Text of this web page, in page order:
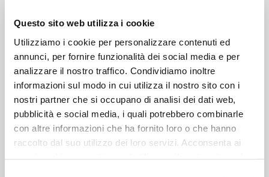
Questo sito web utilizza i cookie
Utilizziamo i cookie per personalizzare contenuti ed
annunci, per fornire funzionalità dei social media e per
analizzare il nostro traffico. Condividiamo inoltre
informazioni sul modo in cui utilizza il nostro sito con i
nostri partner che si occupano di analisi dei dati web,
pubblicità e social media, i quali potrebbero combinarle
con altre informazioni che ha fornito loro o che hanno
raccolto dal suo utilizzo dei loro servizi. Acconsenta ai
SAPONELLO LIQUID SOAP
STRAWBERRY DISPENSER 300
ML
SAPONELLO LIQUID SOAP
COTTON SUGAR DISPENSER
300 ML